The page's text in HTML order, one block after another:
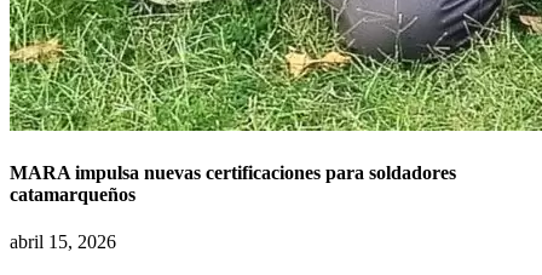
MARA impulsa nuevas certificaciones para soldadores
catamarqueños
abril 15, 2026